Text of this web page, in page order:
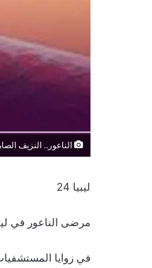
الناعور.. النزيف
ليبيا 24
مرضى الناعور في
في زوايا